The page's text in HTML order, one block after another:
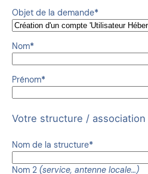
Objet de la demande*
Nom*
Prénom*
Votre structure / association
Nom de la structure*
Nom 2 (service, antenne locale…)